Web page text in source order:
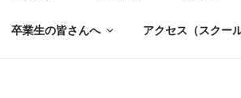
卒業生の皆さんへ アクセス（スクー